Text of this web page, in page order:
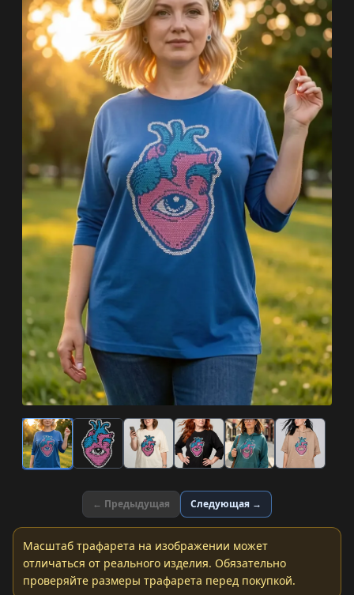
← Предыдущая Следующая →
Масштаб трафарета на изображении может
отличаться от реального изделия. Обязательно
проверяйте размеры трафарета перед покупкой.